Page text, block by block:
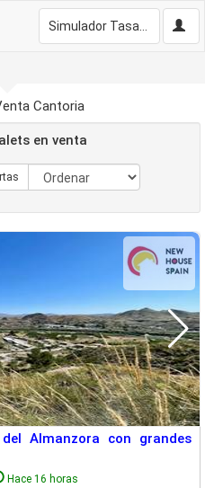
Cantoria
en venta
Almanzora con grandes
Hace 16 horas